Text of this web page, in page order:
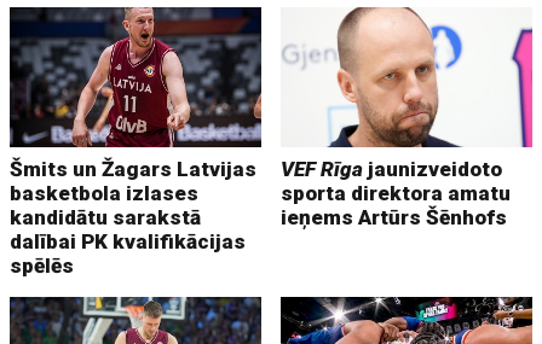
Šmits un Žagars Latvijas
basketbola izlases
kandidātu sarakstā
dalībai PK kvalifikācijas
spēlēs
VEF Rīga jaunizveidoto
sporta direktora amatu
ieņems Artūrs Šēnhofs